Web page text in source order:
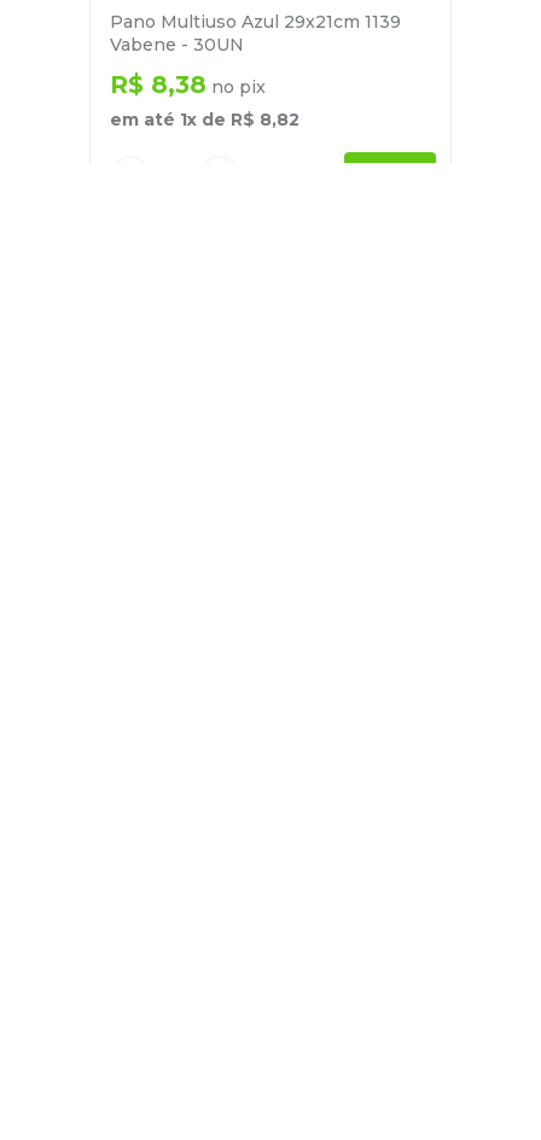
Pano Multiuso Azul 29x21cm 1139
Vabene - 30UN
R$ 8,38 no pix
em até 1x de R$ 8,82